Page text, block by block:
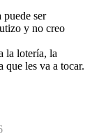
puede ser
y no creo
la lotería, la
que les va a tocar.